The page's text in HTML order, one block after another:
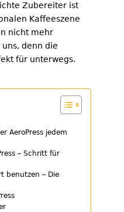
Zubereiter ist
Kaffeeszene
nicht mehr
denn die
für unterwegs.
AeroPress jedem
– Schritt für
benutzen – Die